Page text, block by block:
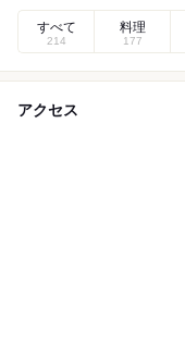
すべて
214
料理
177
アクセス